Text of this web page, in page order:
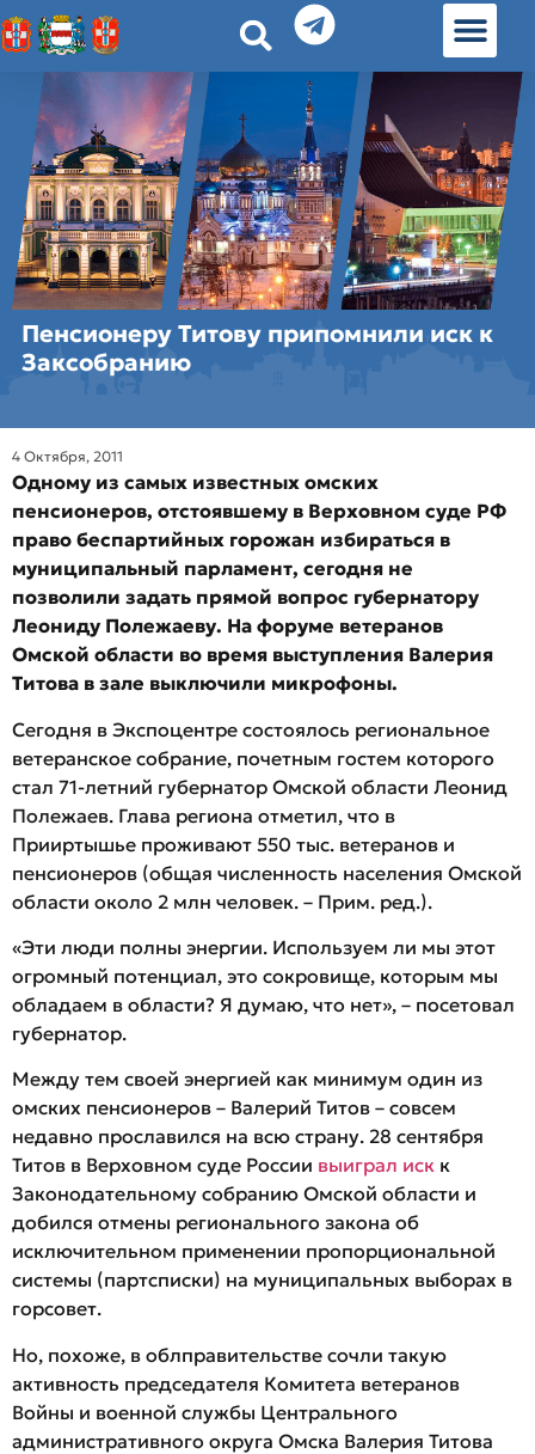
Пенсионеру Титову припомнили иск к
Заксобранию
4 Октября, 2011
Одному из самых известных омских
пенсионеров, отстоявшему в Верховном суде РФ
право беспартийных горожан избираться в
муниципальный парламент, сегодня не
позволили задать прямой вопрос губернатору
Леониду Полежаеву. На форуме ветеранов
Омской области во время выступления Валерия
Титова в зале выключили микрофоны.
Сегодня в Экспоцентре состоялось региональное
ветеранское собрание, почетным гостем которого
стал 71-летний губернатор Омской области Леонид
Полежаев. Глава региона отметил, что в
Прииртышье проживают 550 тыс. ветеранов и
пенсионеров (общая численность населения Омской
области около 2 млн человек. – Прим. ред.).
«Эти люди полны энергии. Используем ли мы этот
огромный потенциал, это сокровище, которым мы
обладаем в области? Я думаю, что нет», – посетовал
губернатор.
Между тем своей энергией как минимум один из
омских пенсионеров – Валерий Титов – совсем
недавно прославился на всю страну. 28 сентября
Титов в Верховном суде России выиграл иск к
Законодательному собранию Омской области и
добился отмены регионального закона об
исключительном применении пропорциональной
системы (партсписки) на муниципальных выборах в
горсовет.
Но, похоже, в облправительстве сочли такую
активность председателя Комитета ветеранов
Войны и военной службы Центрального
административного округа Омска Валерия Титова